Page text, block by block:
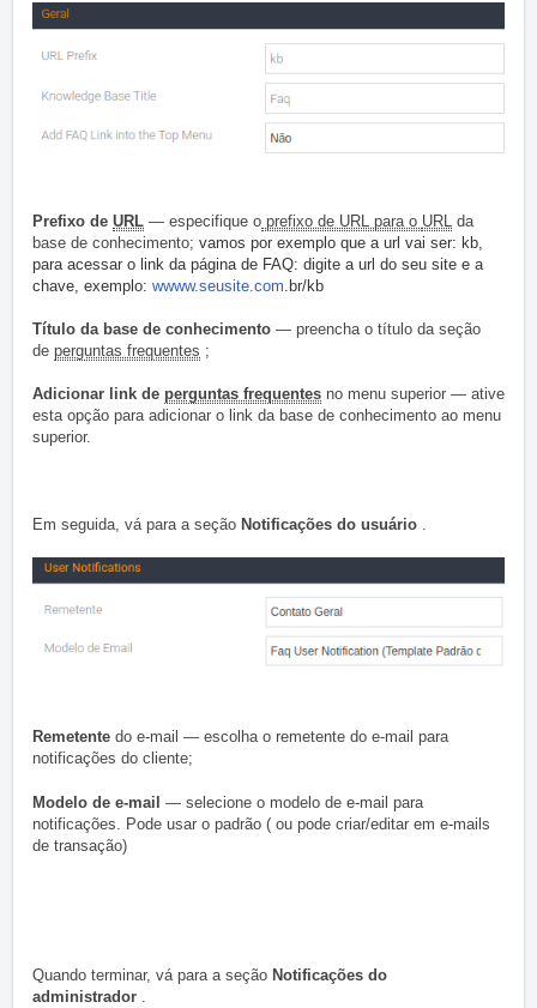
Prefixo de URL — especifique o prefixo de URL para o URL
da
base de conhecimento; vamos por exemplo que a url vai ser: kb,
para acessar o link da página de FAQ: digite a url do seu site e a
chave, exemplo: wwww.seusite.com .br/kb
Título da base de conhecimento — preencha o título da seção
de perguntas frequentes ;
Adicionar link de perguntas frequentes no menu superior — ative
esta opção para adicionar o link da base de conhecimento ao menu
superior.
Em seguida, vá para a seção Notificações do usuário
Remetente do e-mail — escolha o remetente do e-mail para
notificações do cliente;
Modelo de e-mail — selecione o modelo de e-mail para
notificações. Pode usar o padrão ( ou pode criar/editar em e-mails
de transação)
Quando terminar, vá para a seção Notificações do
administrador .